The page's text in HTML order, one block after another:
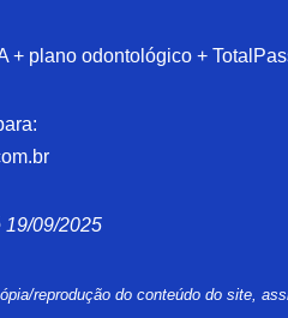
+ plano odontológico +
19/09/2025
reprodução do conteúdo do site,